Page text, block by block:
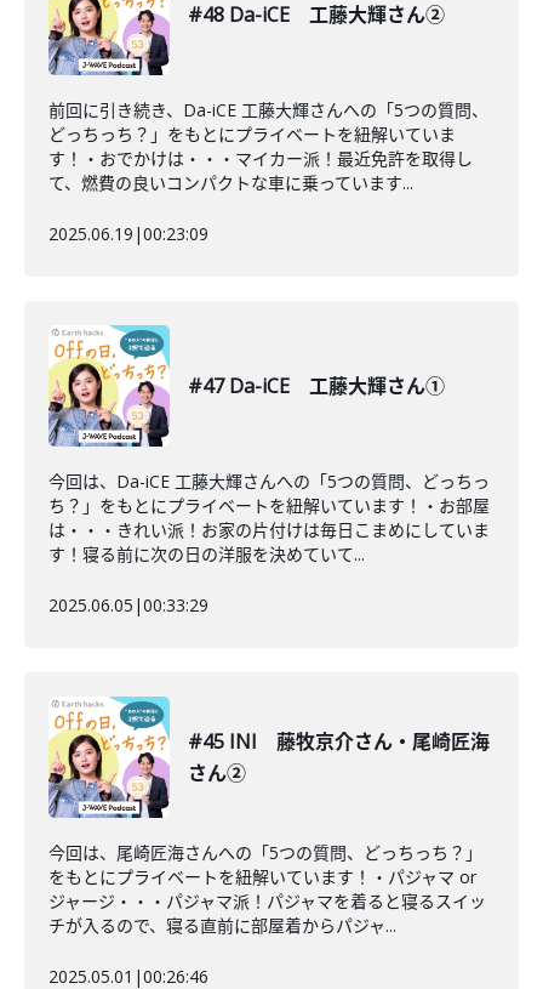
#48 Da-iCE 工藤大輝さん②
前回に引き続き、Da-iCE 工藤大輝さんへの「5つの質問、
どっちっち？」をもとにプライベートを紐解いていま
す！・おでかけは・・・マイカー派！最近免許を取得し
て、燃費の良いコンパクトな車に乗っています...
2025.06.19 |00:23:09
#47 Da-iCE 工藤大輝さん①
今回は、Da-iCE 工藤大輝さんへの「5つの質問、どっちっ
ち？」をもとにプライベートを紐解いています！・お部屋
は・・・きれい派！お家の片付けは毎日こまめにしていま
す！寝る前に次の日の洋服を決めていて...
2025.06.05 |00:33:29
#45 INI 藤牧京介さん・尾崎匠海
さん②
今回は、尾崎匠海さんへの「5つの質問、どっちっち？」
をもとにプライベートを紐解いています！・パジャマ or
ジャージ・・・パジャマ派！パジャマを着ると寝るスイッ
チが入るので、寝る直前に部屋着からパジャ...
2025.05.01 |00:26:46